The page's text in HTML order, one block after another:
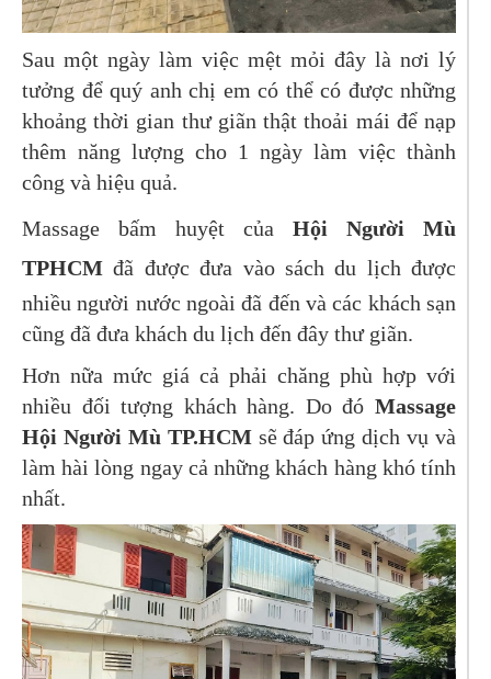
Sau một ngày làm việc mệt mỏi đây là nơi lý
tưởng để quý anh chị em có thể có được những
khoảng thời gian thư giãn thật thoải mái để nạp
thêm năng lượng cho 1 ngày làm việc thành
công và hiệu quả.
Massage bấm huyệt của Hội Người Mù
TPHCM đã được đưa vào sách du lịch được
nhiều người nước ngoài đã đến và các khách sạn
cũng đã đưa khách du lịch đến đây thư giãn.
Hơn nữa mức giá cả phải chăng phù hợp với
nhiều đối tượng khách hàng. Do đó Massage
Hội Người Mù TP.HCMsẽ đáp ứng dịch vụ và
làm hài lòng ngay cả những khách hàng khó tính
nhất.